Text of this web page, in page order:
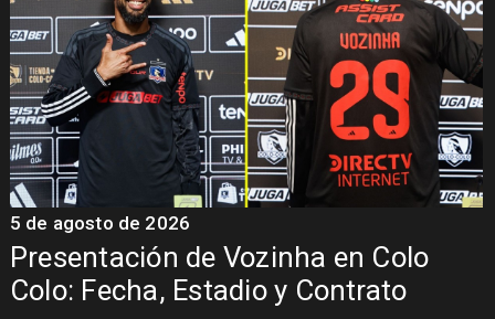
Presentación de Vozinha en Colo
Colo: Fecha, Estadio y Contrato
5 de agosto de 2026